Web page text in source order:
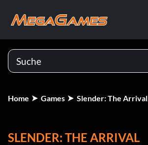
Home Games Slender: The Arrival
SLENDER: THE ARRIVAL